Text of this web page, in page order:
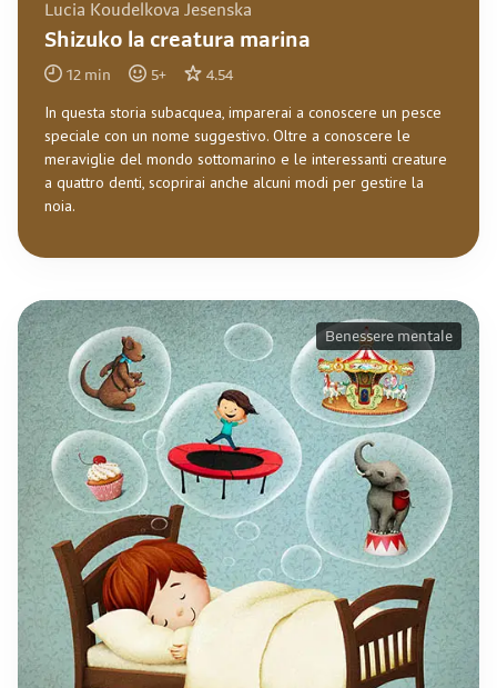
Lucia Koudelkova Jesenska
Shizuko la creatura marina
12 min 5+ 4.54
In questa storia subacquea, imparerai a conoscere un pesce
speciale con un nome suggestivo. Oltre a conoscere le
meraviglie del mondo sottomarino e le interessanti creature
a quattro denti, scoprirai anche alcuni modi per gestire la
noia.
Benessere mentale